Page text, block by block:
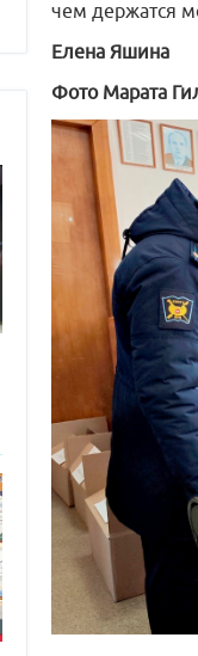
чем держатся
Елена Яшина
Фото Марата